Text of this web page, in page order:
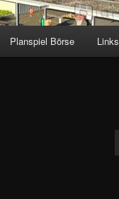
Planspiel Börse Links